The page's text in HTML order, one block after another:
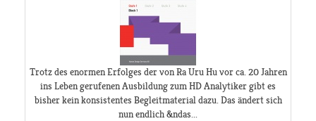
Trotz des enormen Erfolges der von Ra Uru Hu vor ca. 20 Jahren
ins Leben gerufenen Ausbildung zum HD Analytiker gibt es
bisher kein konsistentes Begleitmaterial dazu. Das ändert sich
nun endlich &ndas...